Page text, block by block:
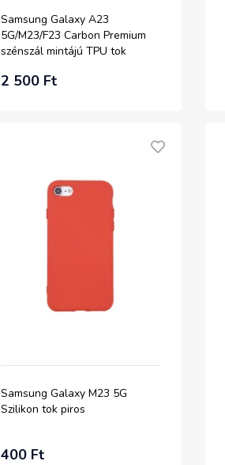
Samsung Galaxy A23
5G/M23/F23 Carbon Premium
szénszál mintájú TPU tok
2 500 Ft
Samsung Galaxy M23 5G
Szilikon tok piros
400 Ft